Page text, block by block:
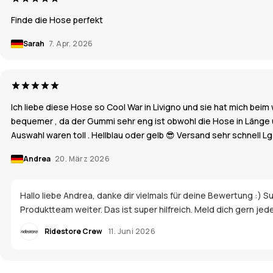
Finde die Hose perfekt
Sarah 7. Apr. 2026
Ich liebe diese Hose so Cool War in Livigno und sie hat mich
bequemer , da der Gummi sehr eng ist obwohl die Hose in
Auswahl waren toll . Hellblau oder gelb 😎 Versand sehr schnell
Andrea 20. März 2026
Hallo liebe Andrea, danke dir vielmals für deine Bewertung :)
Produktteam weiter. Das ist super hilfreich. Meld dich gern
Ridestore Crew 11. Juni 2026